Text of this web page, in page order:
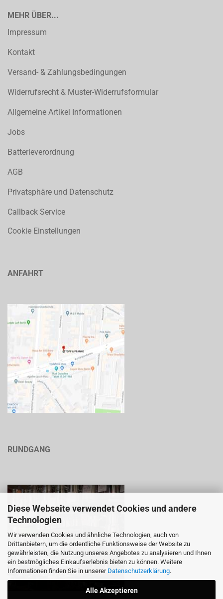
Diese Webseite verwendet Cookies und andere
Technologien
Wir verwenden Cookies und ähnliche Technologien, auch von
Drittanbietern, um die ordentliche Funktionsweise der Website zu
gewährleisten, die Nutzung unseres Angebotes zu analysieren und Ihnen
ein bestmögliches Einkaufserlebnis bieten zu können. Weitere
Informationen finden Sie in unserer Datenschutzerklärung.
Alle Akzeptieren
MEHR ÜBER...
Impressum
Kontakt
Versand- & Zahlungsbedingungen
Widerrufsrecht & Muster-Widerrufsformular
Allgemeine Artikel Informationen
Jobs
Batterieverordnung
AGB
Privatsphäre und Datenschutz
Callback Service
Cookie Einstellungen
ANFAHRT
RUNDGANG